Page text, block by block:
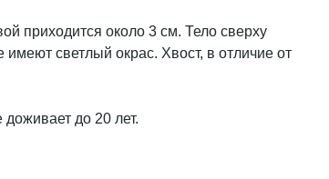
приходится около 3 см. Тело сверху
светлый окрас. Хвост, в отличие от
до 20 лет.